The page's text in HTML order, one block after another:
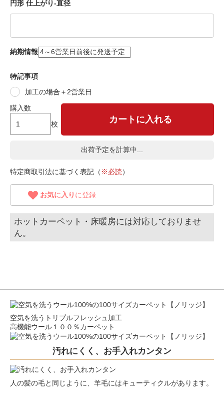
円形 仕上がり-直径
納期情報
特記事項
加工の場合＋2営業日
購入数
枚
カートに入れる
出荷予定を計算中...
特定商取引法に基づく表記（ ※必読）
お気に入り に登録
ホットカーペット・床暖房には対応しておりませ
ん。
空気を洗うトリプルフレッシュ加工
高機能ウール１００％カーペット
汚れにくく、お手入れカンタン
人の髪の毛と同じように、羊毛にはキューティクルがあります。